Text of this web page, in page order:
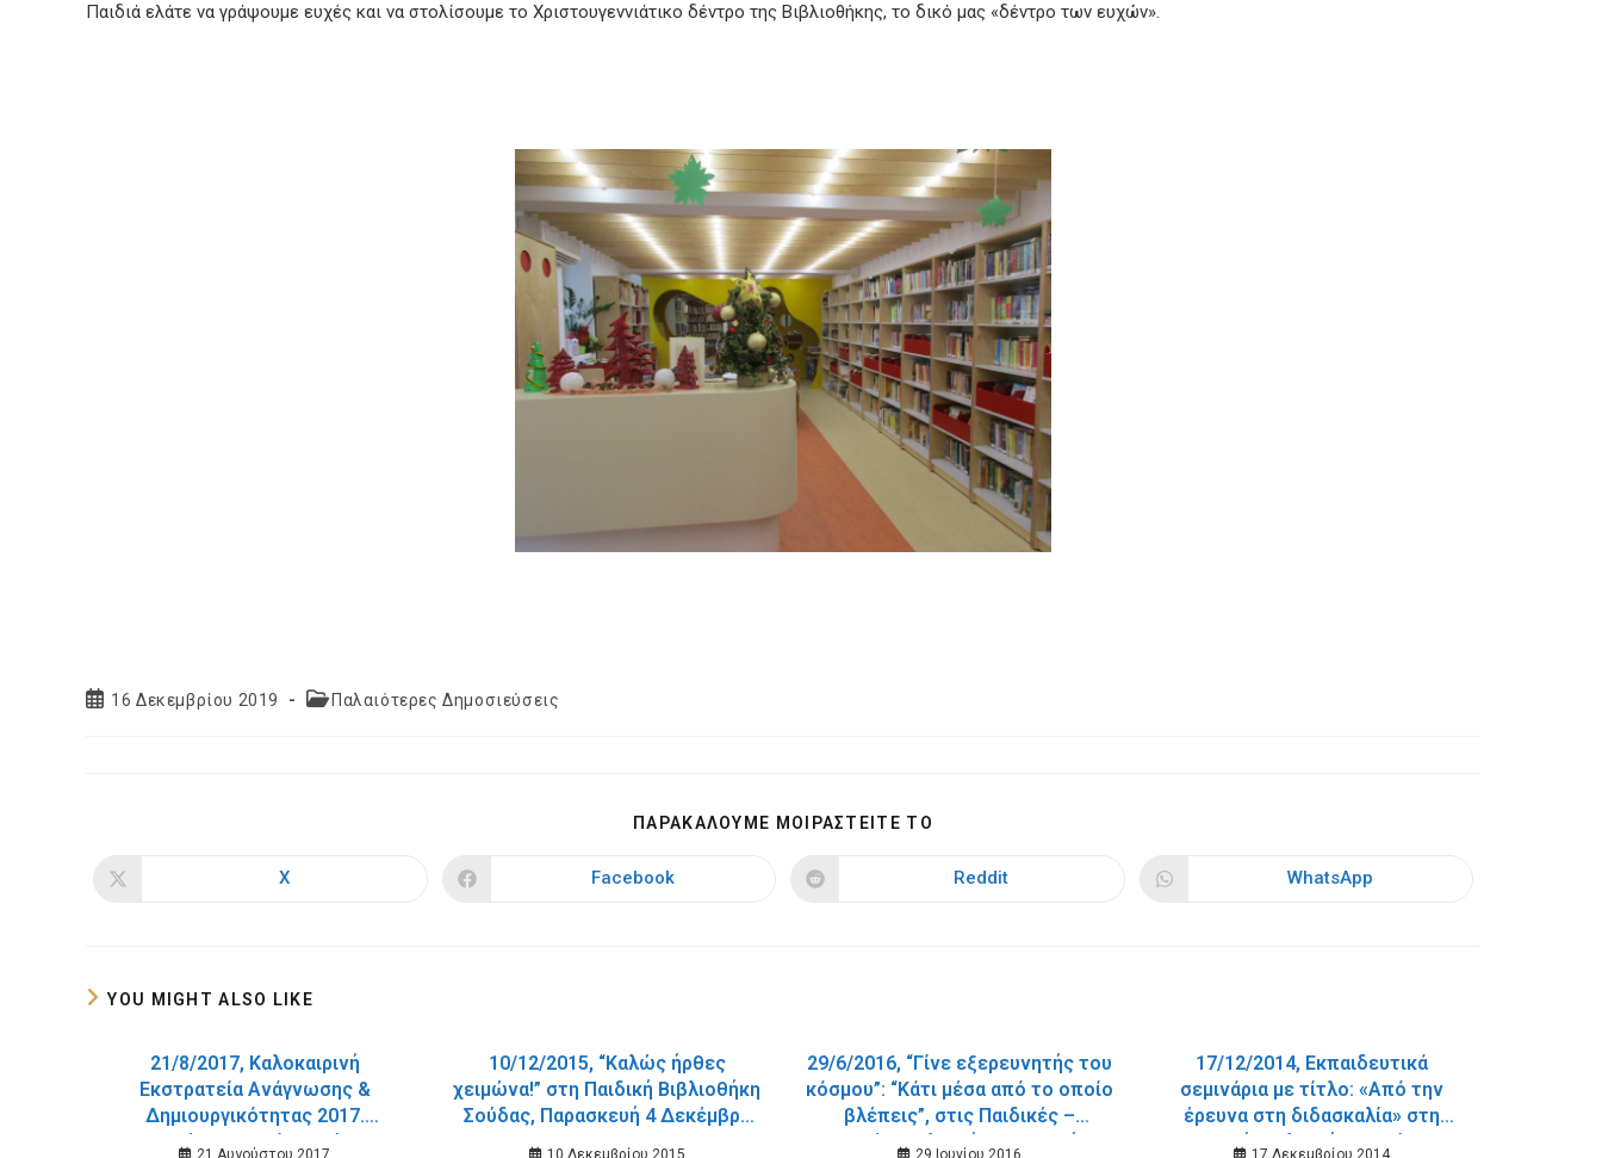
Παιδιά ελάτε να γράψουμε ευχές και να στολίσουμε το Χριστουγεννιάτικο δέντρο της Βιβλιοθήκης, το δικό μας «δέντρο των ευχών».
Post16 Δεκεμβρίου 2019
PostΠαλαιότερες Δημοσιεύσεις
ΠΑΡΑΚΑΛΟΥΜΕ ΜΟΙΡΑΣΤΕΙΤΕ ΤΟ
CONTENT
Opens
X
Opens
Facebook
Opens
Reddit
Opens
WhatsApp
YOU MIGHT ALSO LIKE
21/8/2017, Καλοκαιρινή
Εκστρατεία Ανάγνωσης &
Δημιουργικότητας 2017.
Περιπέτειες από σημείο σε
21 Αυγούστου 2017
10/12/2015, “Καλώς ήρθες
χειμώνα!” στη Παιδική Βιβλιοθήκη
Σούδας, Παρασκευή 4 Δεκέμβρη
10 Δεκεμβρίου 2015
29/6/2016, “Γίνε εξερευνητής του
κόσμου”: “Κάτι μέσα από το οποίο
βλέπεις”, στις Παιδικές –
Εφηβικές Βιβλιοθήκες του Δήμου
29 Ιουνίου 2016
17/12/2014, Εκπαιδευτικά
σεμινάρια με τίτλο: «Από την
έρευνα στη διδασκαλία» στη
Δημοτική Βιβλιοθήκη Χανίων σε
17 Δεκεμβρίου 2014